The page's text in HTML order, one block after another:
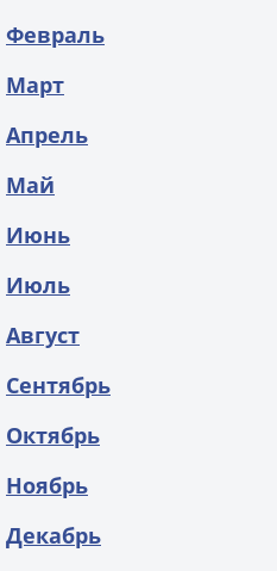
Февраль
Март
Апрель
Май
Июнь
Июль
Август
Сентябрь
Октябрь
Ноябрь
Декабрь